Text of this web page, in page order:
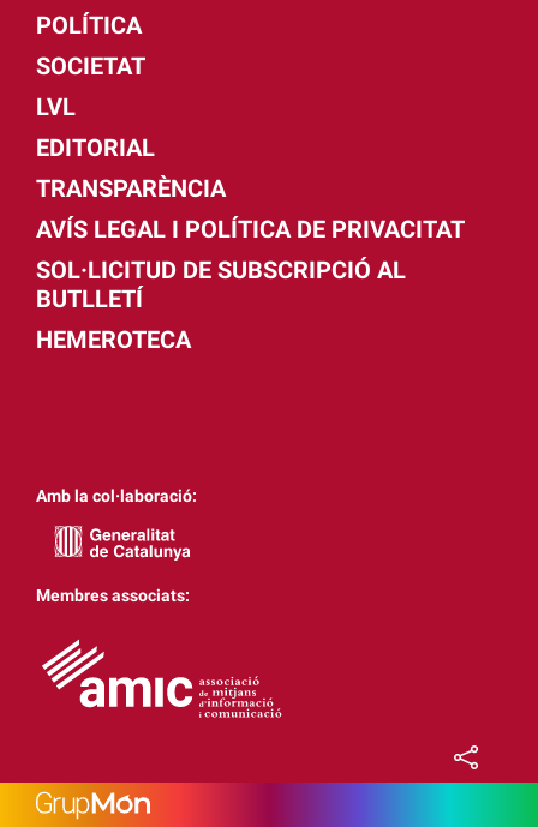
POLÍTICA
SOCIETAT
LVL
EDITORIAL
TRANSPARÈNCIA
AVÍS LEGAL I POLÍTICA DE PRIVACITAT
SOL·LICITUD DE SUBSCRIPCIÓ AL
BUTLLETÍ
HEMEROTECA
Amb la col·laboració:
Membres associats: